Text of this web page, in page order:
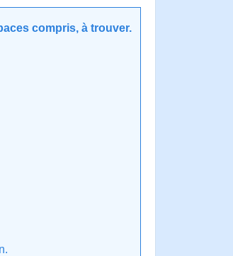
compris, à trouver.